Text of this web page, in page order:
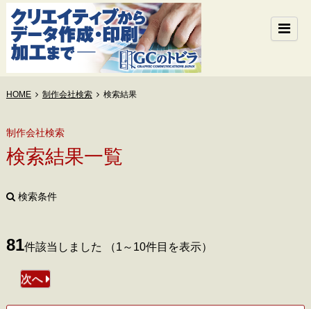
HOME 制作会社検索 検索結果
制作会社検索
検索結果一覧
検索条件
81件該当しました （1～10件目を表示）
次へ